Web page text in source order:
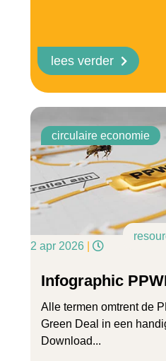
lees verder
circulaire economie
2 apr 2026
Infographic
Alle termen omtrent de
Green Deal in een
Download...